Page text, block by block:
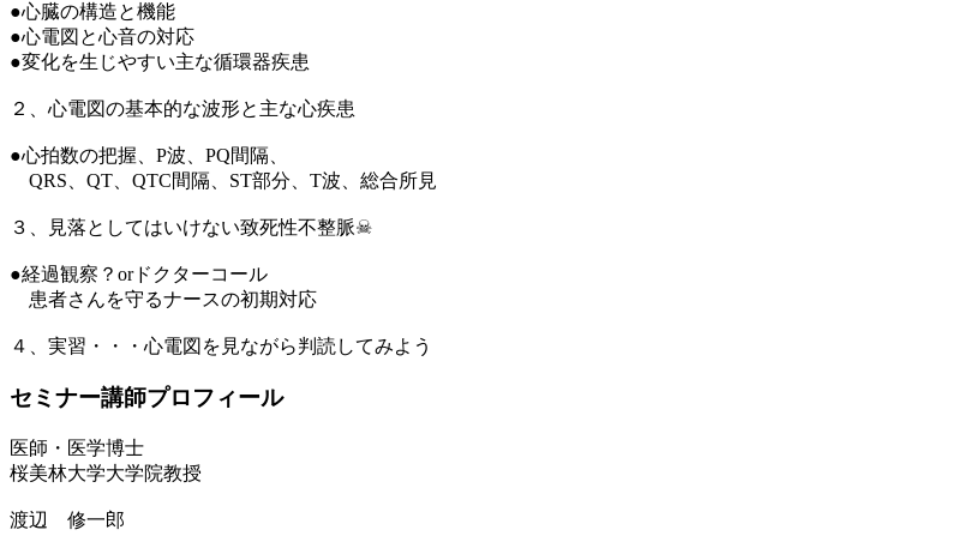
●心臓の構造と機能
●心電図と心音の対応
●変化を生じやすい主な循環器疾患
２、心電図の基本的な波形と主な心疾患
●心拍数の把握、P波、PQ間隔、
QRS、QT、QTC間隔、ST部分、T波、総合所見
３、見落としてはいけない致死性不整脈☠
●経過観察？orドクターコール
患者さんを守るナースの初期対応
４、実習・・・心電図を見ながら判読してみよう
セミナー講師プロフィール
医師・医学博士
桜美林大学大学院教授
渡辺 修一郎